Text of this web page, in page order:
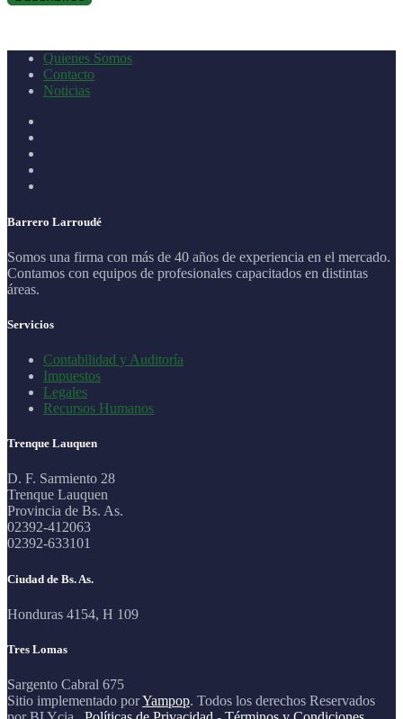
Quienes Somos
Contacto
Noticias
Barrero Larroudé
Somos una firma con más de 40 años de experiencia en el mercado.
Contamos con equipos de profesionales capacitados en distintas
áreas.
Servicios
Contabilidad y Auditoría
Impuestos
Legales
Recursos Humanos
Trenque Lauquen
D. F. Sarmiento 28
Trenque Lauquen
Provincia de Bs. As.
02392-412063
02392-633101
Ciudad de Bs. As.
Honduras 4154, H 109
Tres Lomas
Sargento Cabral 675
Sitio implementado porYampop. Todos los derechos Reservados